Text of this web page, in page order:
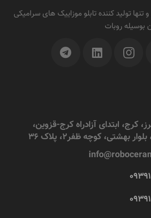
تنها تولید کننده تابلو موزاییک های سرامیکی
بوسیله روبات
کرج، ابتدای آزادراه کرج-قزوین،
بهشتی، کوچه ظفر2، پلاک 36